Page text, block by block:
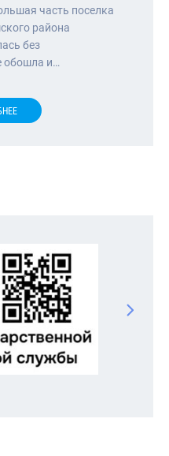
часть поселка
района
без
обошла и…